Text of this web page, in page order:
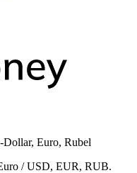
Euro, Rubel
/ USD, EUR, RUB.